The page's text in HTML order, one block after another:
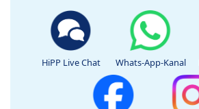
HiPP Live Chat Whats-App-Kanal